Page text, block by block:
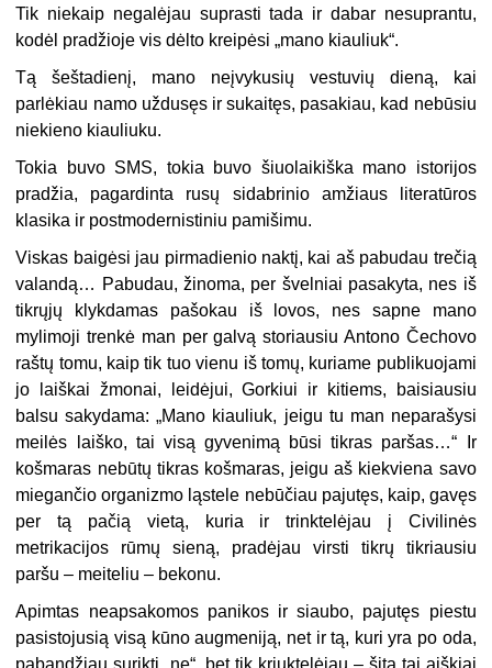
Tik niekaip negalėjau suprasti tada ir dabar nesuprantu,
kodėl pradžioje vis dėlto kreipėsi „mano kiauliuk“.
Tą šeštadienį, mano neįvykusių vestuvių dieną, kai
parlėkiau namo uždusęs ir sukaitęs, pasakiau, kad nebūsiu
niekieno kiauliuku.
Tokia buvo SMS, tokia buvo šiuolaikiška mano istorijos
pradžia, pagardinta rusų sidabrinio amžiaus literatūros
klasika ir postmodernistiniu pamišimu.
Viskas baigėsi jau pirmadienio naktį, kai aš pabudau trečią
valandą… Pabudau, žinoma, per švelniai pasakyta, nes iš
tikrųjų klykdamas pašokau iš lovos, nes sapne mano
mylimoji trenkė man per galvą storiausiu Antono Čechovo
raštų tomu, kaip tik tuo vienu iš tomų, kuriame publikuojami
jo laiškai žmonai, leidėjui, Gorkiui ir kitiems, baisiausiu
balsu sakydama: „Mano kiauliuk, jeigu tu man neparašysi
meilės laiško, tai visą gyvenimą būsi tikras paršas…“ Ir
košmaras nebūtų tikras košmaras, jeigu aš kiekviena savo
miegančio organizmo ląstele nebūčiau pajutęs, kaip, gavęs
per tą pačią vietą, kuria ir trinktelėjau į Civilinės
metrikacijos rūmų sieną, pradėjau virsti tikrų tikriausiu
paršu – meiteliu – bekonu.
Apimtas neapsakomos panikos ir siaubo, pajutęs piestu
pasistojusią visą kūno augmeniją, net ir tą, kuri yra po oda,